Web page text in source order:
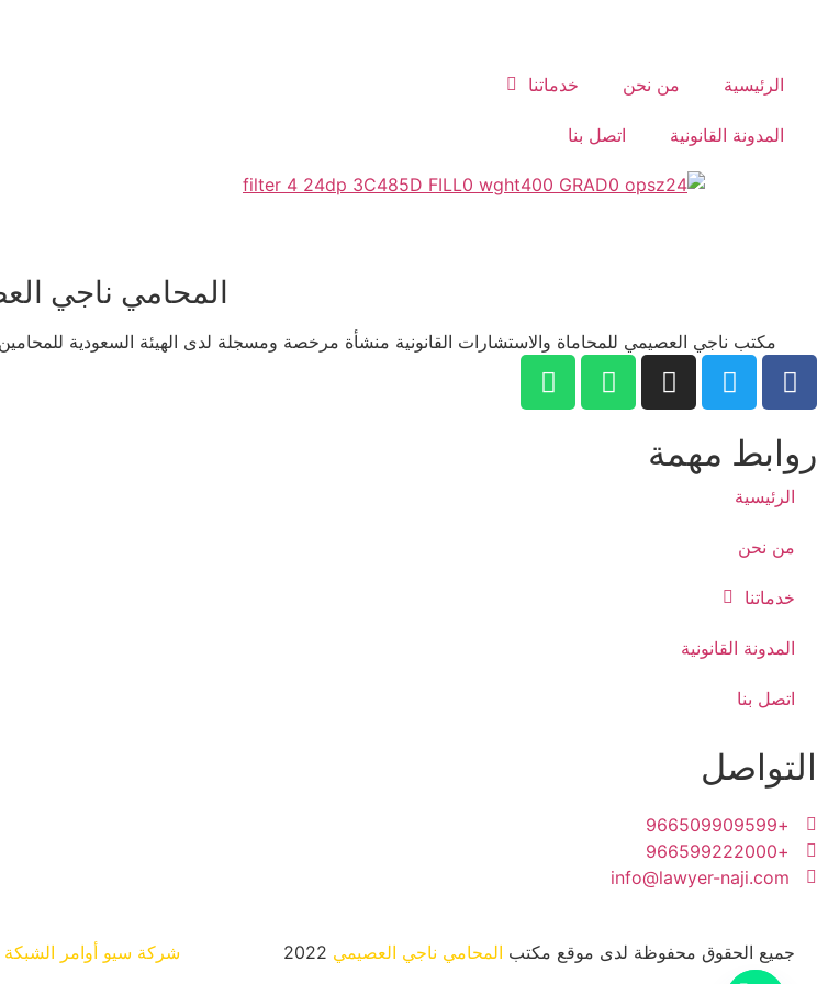
الرئيسية من نحن خدماتنا
المدونة القانونية اتصل بنا
المحامي ناجي
مكتب ناجي العصيمي للمحاماة والاستشارات القانونية منشأة مرخصة ومسجلة لدى الهيئة السعودية
روابط مهمة
الرئيسية
من نحن
خدماتنا
المدونة القانونية
اتصل بنا
التواصل
+966509909599
+966599222000
info@lawyer-naji.com
جميع الحقوق محفوظة لدى موقع مكتب المحامي ناجي العصيمي شركة سيو أوامر الشبكة